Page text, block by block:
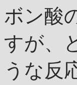
ボン酸
すが、
うな反